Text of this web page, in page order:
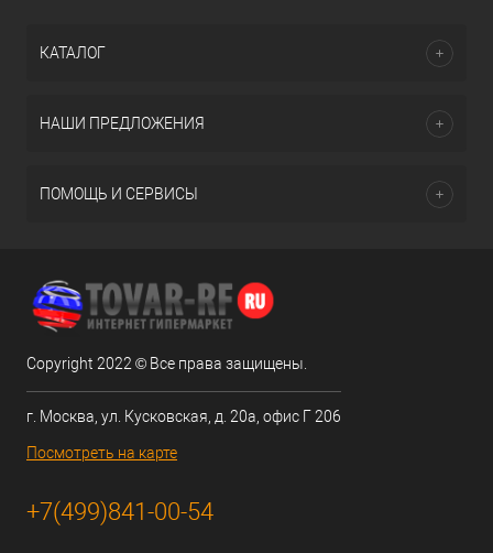
КАТАЛОГ
НАШИ ПРЕДЛОЖЕНИЯ
ПОМОЩЬ И СЕРВИСЫ
Copyright 2022 © Все права защищены.
г. Москва, ул. Кусковская, д. 20а, офис Г 206
Посмотреть на карте
+7(499)841-00-54